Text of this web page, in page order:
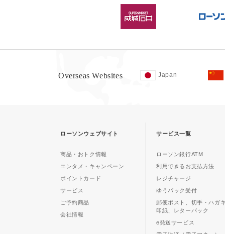
Overseas Websites Japan
ローソンウェブサイト
商品・おトク情報
エンタメ・キャンペーン
ポイントカード
サービス
ご予約商品
会社情報
サービス一覧
ローソン銀行ATM
利用できるお支払方法
レジチャージ
ゆうパック受付
郵便ポスト、切手・ハガ
印紙、レターパック
e発送サービス